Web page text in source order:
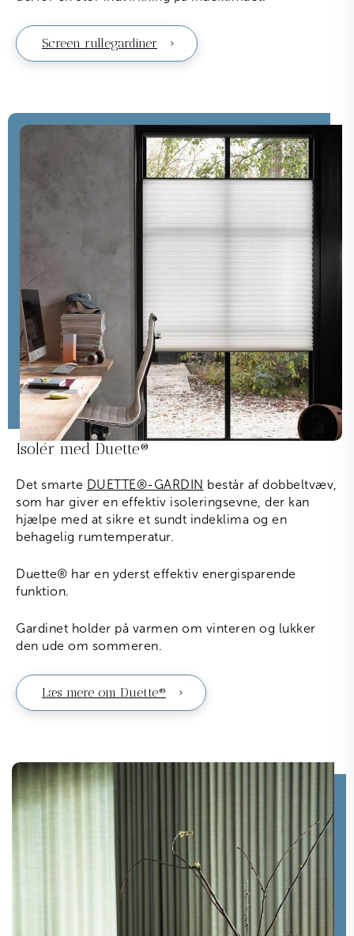
Screen rullegardiner
Isolér med Duette®
Det smarte DUETTE®-GARDIN består af dobbeltvæv,
som har giver en effektiv isoleringsevne, der kan
hjælpe med at sikre et sundt indeklima og en
behagelig rumtemperatur.
Duette® har en yderst effektiv energisparende
funktion.
Gardinet holder på varmen om vinteren og lukker
den ude om sommeren.
Læs mere om Duette®